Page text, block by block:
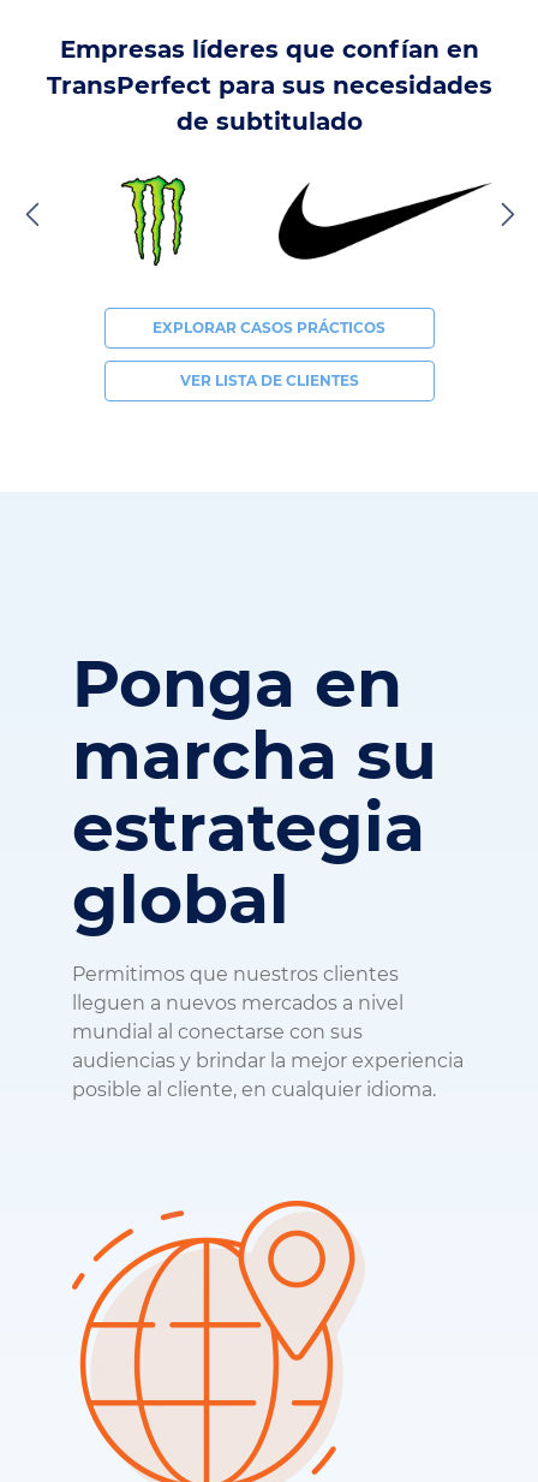
Empresas líderes que confían en
TransPerfect para sus necesidades
de subtitulado
EXPLORAR CASOS PRÁCTICOS
VER LISTA DE CLIENTES
Ponga en
marcha su
estrategia
global
Permitimos que nuestros clientes
lleguen a nuevos mercados a nivel
mundial al conectarse con sus
audiencias y brindar la mejor experiencia
posible al cliente, en cualquier idioma.